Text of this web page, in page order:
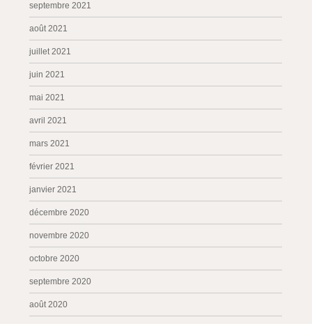
septembre 2021
août 2021
juillet 2021
juin 2021
mai 2021
avril 2021
mars 2021
février 2021
janvier 2021
décembre 2020
novembre 2020
octobre 2020
septembre 2020
août 2020